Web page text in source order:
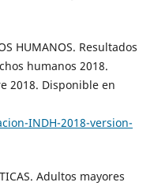
HUMANOS. Resultados
humanos 2018.
2018. Disponible en
INDH-2018-version-
Adultos mayores